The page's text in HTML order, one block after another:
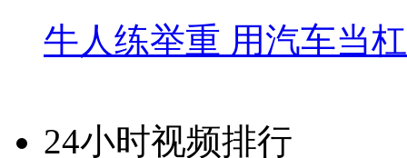
牛人练举重 用汽车当
24小时视频排行